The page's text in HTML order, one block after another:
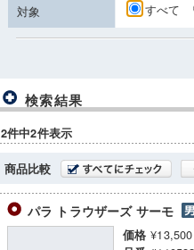
対象 すべて
検索結果
2件中2件表示
商品比較
パラ トラウザーズ サーモ
価格 ¥13,500